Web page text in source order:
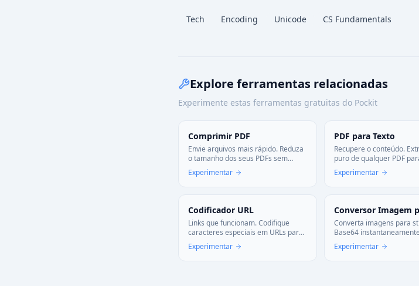
Tech Encoding Unicode CS Fundamentals
Explore ferramentas relacionadas
Experimente estas ferramentas gratuitas do Pockit
Comprimir PDF
Envie arquivos mais rápido. Reduza
o tamanho dos seus PDFs sem
sacrificar a qualidade visual.
Otimizado para web e e-mail.
Experimentar
PDF para Texto
Recupere o conteúdo.
puro de qualquer PDF
copiar ou analisar.
e limpa.
Experimentar
Codificador URL
Links que funcionam. Codifique
caracteres especiais em URLs para
garantir compatibilidade web ou
decodifique para ler. Básico para a
Experimentar
Converta imagens para
Base64
Codifique PNG, JPG, GIF
URI ou Base64 puro para
Experimentar